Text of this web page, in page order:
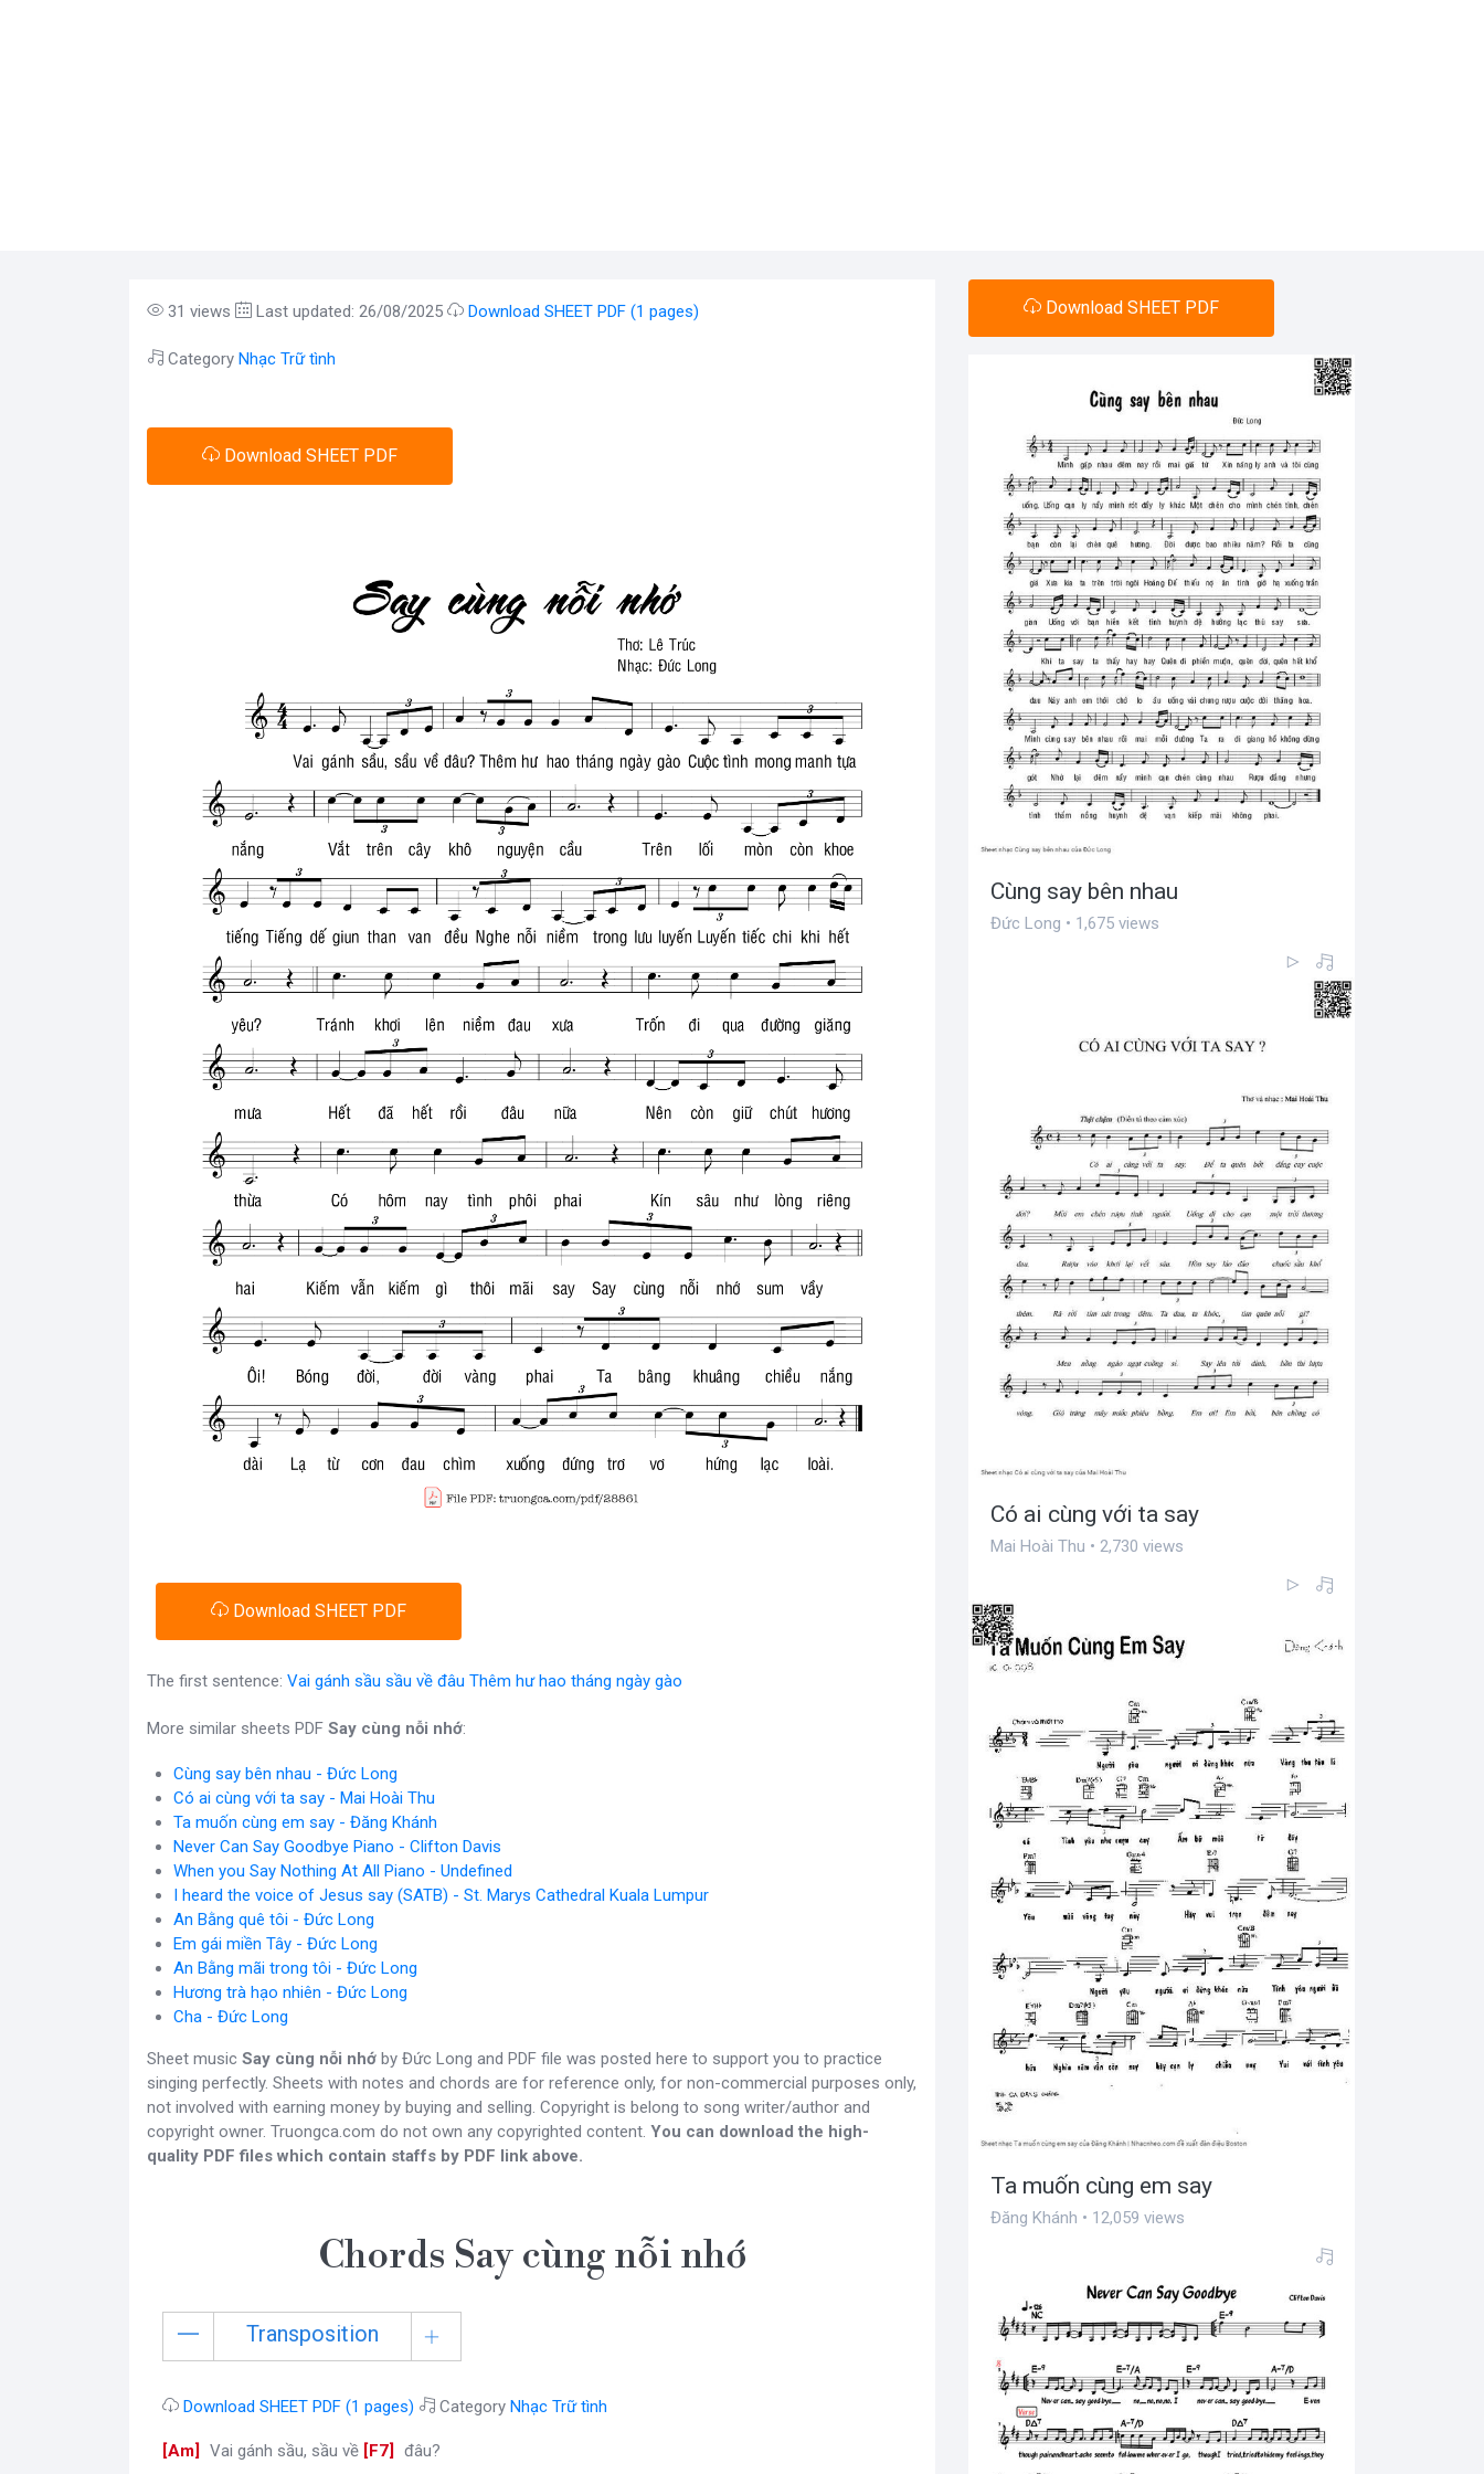
31 views Last updated: 26/08/2025 Download SHEET PDF (1 pages)
Category Nhạc Trữ tình
Download SHEET PDF
Download SHEET PDF
The first sentence: Vai gánh sầu sầu về đâu Thêm hư hao tháng ngày gào
More similar sheets PDF Say cùng nỗi nhớ:
Cùng say bên nhau - Đức Long
Có ai cùng với ta say - Mai Hoài Thu
Ta muốn cùng em say - Đăng Khánh
Never Can Say Goodbye Piano - Clifton Davis
When you Say Nothing At All Piano - Undefined
I heard the voice of Jesus say (SATB) - St. Marys Cathedral Kuala Lumpur
An Bằng quê tôi - Đức Long
Em gái miền Tây - Đức Long
An Bằng mãi trong tôi - Đức Long
Hương trà hạo nhiên - Đức Long
Cha - Đức Long
Sheet music Say cùng nỗi nhớ by Đức Long and PDF file was posted here to support you to practice
singing perfectly. Sheets with notes and chords are for reference only, for non-commercial purposes only,
not involved with earning money by buying and selling. Copyright is belong to song writer/author and
copyright owner. Truongca.com do not own any copyrighted content. You can download the high-
quality PDF files which contain staffs by PDF link above.
Chords Say cùng nỗi nhớ
Transposition
Download SHEET PDF (1 pages) Category Nhạc Trữ tình
[Am Vai gánh sầu, sầu về [F7 đâu?
Download SHEET PDF
Cùng say bên nhau
Đức Long • 1,675 views
Có ai cùng với ta say
Mai Hoài Thu • 2,730 views
Ta muốn cùng em say
Đăng Khánh • 12,059 views